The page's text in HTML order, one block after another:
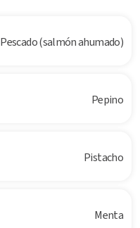
Pescado (salmón ahumado)
Pepino
Pistacho
Menta